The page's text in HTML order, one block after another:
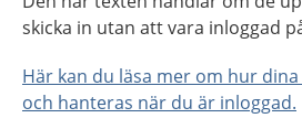
skicka in utan att vara inloggad
Här kan du läsa mer om hur
och hanteras när du är inloggad.